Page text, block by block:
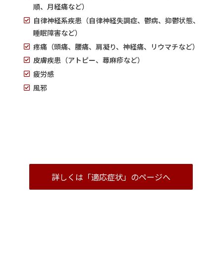
順、月経痛など）
自律神経系疾患（自律神経失調症、鬱病、抑鬱状態、
睡眠障害など）
疼痛（頭痛、腰痛、肩凝り、神経痛、リウマチなど）
皮膚疾患（アトピー、蕁麻疹など）
疲労感
風邪
詳しくは「適応症状」のページへ